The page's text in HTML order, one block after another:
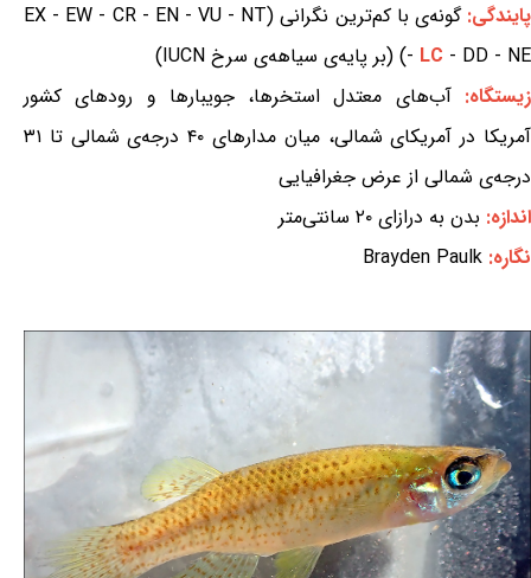
پایندگی:
گونه‌ی با کم‌ترین نگرانی (EX - EW - CR - EN - VU - NT
- LC - DD - NE) (بر پایه‌ی سیاهه‌ی سرخ IUCN)
زیستگاه:آب‌های معتدل استخرها، جویبارها و رودهای کشور
آمریکا در آمریکای شمالی، میان مدارهای ۴۰ درجه‌ی شمالی تا ۳۱
درجه‌ی شمالی از عرض جغرافیایی
اندازه: بدن به درازای ۲۰ سانتی‌متر
نگاره: Brayden Paulk